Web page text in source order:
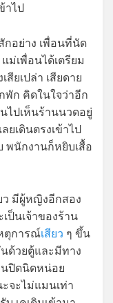
าไป
กอย่าง เพื่อนที่นัด
ม่เพื่อนได้เตรียม
สียเปล่า เสียดาย
พัก คิดในใจว่าอีก
ไปเห็นร้านนวดอยู่
ยเดินตรงเข้าไป
พนักงานก็หยิบเสื้อ
มีผู้หญิงอีกสอง
ป็นเจ้าของร้าน
หตุการณ์เสียว ๆ ขึ้น
ด้วยตู้และมีทาง
นปิดนิดหน่อย
จะไม่แมนเท่า